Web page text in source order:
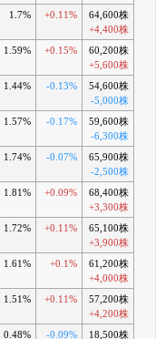
1.7% +0.11%
64,600株
+4,400株
1.59% +0.15%
60,200株
+5,600株
1.44% -0.13%
54,600株
-5,000株
1.57% -0.17%
59,600株
-6,300株
1.74% -0.07%
65,900株
-2,500株
1.81% +0.09%
68,400株
+3,300株
1.72% +0.11%
65,100株
+3,900株
1.61% +0.1%
61,200株
+4,000株
1.51% +0.11%
57,200株
+4,200株
0.48% -0.09%
18,500株